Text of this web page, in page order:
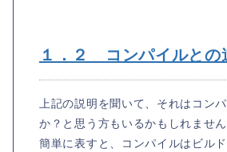
１．２ コンパイルとの
上記の説明を聞いて、それはコン
か？と思う方もいるかもしれませ
簡単に表すと、コンパイルはビル